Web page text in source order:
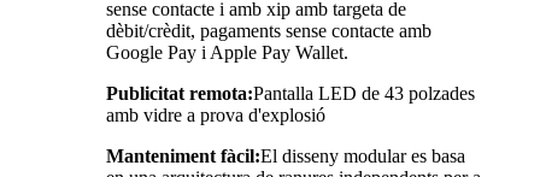
sense contacte i amb xip amb targeta de
dèbit/crèdit, pagaments sense contacte amb
Google Pay i Apple Pay Wallet.
Publicitat remota:Pantalla LED de 43 polzades
amb vidre a prova d'explosió
Manteniment fàcil:El disseny modular es basa